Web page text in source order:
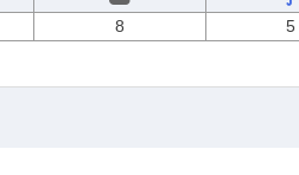
8 5